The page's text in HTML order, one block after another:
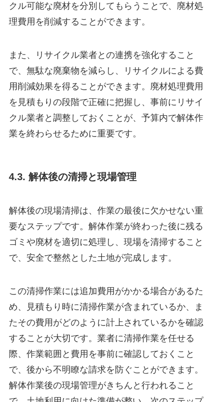
クル可能な廃材を分別してもらうことで、廃材処
理費用を削減することができます。
また、リサイクル業者との連携を強化すること
で、無駄な廃棄物を減らし、リサイクルによる費
用削減効果を得ることができます。廃材処理費用
を見積もりの段階で正確に把握し、事前にリサイ
クル業者と調整しておくことが、予算内で解体作
業を終わらせるために重要です。
4.3. 解体後の清掃と現場管理
解体後の現場清掃は、作業の最後に欠かせない重
要なステップです。解体作業が終わった後に残る
ゴミや廃材を適切に処理し、現場を清掃すること
で、安全で整然とした土地が完成します。
この清掃作業には追加費用がかかる場合があるた
め、見積もり時に清掃作業が含まれているか、ま
たその費用がどのように計上されているかを確認
することが大切です。業者に清掃作業を任せる
際、作業範囲と費用を事前に確認しておくこと
で、後から不明瞭な請求を防ぐことができます。
解体作業後の現場管理がきちんと行われること